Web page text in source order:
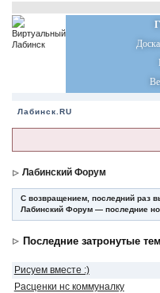
Лабинск.RU
Лабинский Форум
С возвращением, последний раз
Лабинский Форум — последние
Последние затронутые
Рисуем вместе :)
Расценки нс коммуналку